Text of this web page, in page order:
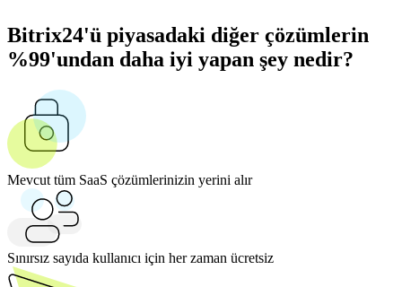
Bitrix24'ü piyasadaki diğer çözümlerin
%99'undan daha iyi yapan şey nedir?
Mevcut tüm SaaS çözümlerinizin yerini alır
Sınırsız sayıda kullanıcı için her zaman ücretsiz